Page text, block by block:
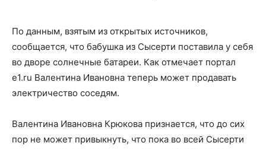
По данным, взятым из открытых источников,
сообщается, что бабушка из Сысерти поставила у себя
во дворе солнечные батареи. Как отмечает портал
e1.ru Валентина Ивановна теперь может продавать
электричество соседям.
Валентина Ивановна Крюкова признается, что до сих
пор не может привыкнуть, что пока во всей Сысерти